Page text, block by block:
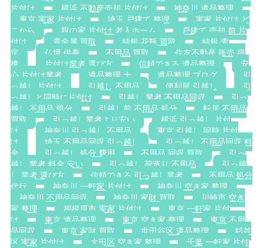
片付け
横浜 不動産売却 片付け
神奈川 遺品整理
東京 実家 片付け
埼玉 戸建て 整理
実家 片付け ど
こから
親の家 片付け 老人ホーム
戸建て 売却 前 片
付け
貴金属 買取 純銀 花瓶 買取
純銀 査
定
仏壇 供養 不用品 買取
住友不動産 販売 提
携
片付け業者 選び方 信頼できる 遺品整理
安
心 片付け業者
遺品整理 士 遺品整理 ブログ
引
っ越し 片付け
引越し 不用品 便利屋 引越し
引
っ越しと同時に片付け
引越し 業者 不用品回収
引っ
越し 不用品 処分
引越し前 不用品 処分
転居 不用品
買取
引っ越し業者より安い
横浜 引っ越し 片付
け
神奈川 引っ越し 不用品
東京 引越し 同時 片付
け
埼玉 不用品回収 引っ越し
引っ越し 不用品回収 料
金
引っ越し 処分 費用 不用品 回収 買取
引っ
越し 業者 料金 安い
引っ越し 荷造り 不用品
引っ越
し 業者 選び方
信頼できる 引っ越し業者
不用品 処分
代行
神奈川 一軒家 片付け
神奈川 空き家 整理
神奈川 不用品回収
神奈川 家財 買取
川崎市 空き
家 整理
相模原市 実家 片付け
東京 一軒家 片付
け
東京 遺品整理 東京 空き家 整理
東京 不用
品回収
東京 家財 買取 世田谷区 遺品整理
杉並
区 実家 片付け
大田区 空き家 整理
千葉 一軒家 片付